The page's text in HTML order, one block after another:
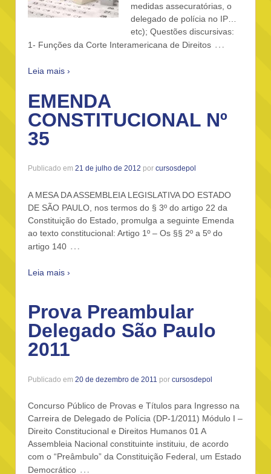
medidas assecuratórias, o
delegado de polícia no IP…
etc); Questões discursivas:
1- Funções da Corte Interamericana de Direitos …
Leia mais ›
EMENDA
CONSTITUCIONAL Nº
35
Publicado em 21 de julho de 2012 por cursosdepol
A MESA DA ASSEMBLEIA LEGISLATIVA DO ESTADO
DE SÃO PAULO, nos termos do § 3º do artigo 22 da
Constituição do Estado, promulga a seguinte Emenda
ao texto constitucional: Artigo 1º – Os §§ 2º a 5º do
artigo 140 …
Leia mais ›
Prova Preambular
Delegado São Paulo
2011
Publicado em 20 de dezembro de 2011 por cursosdepol
Concurso Público de Provas e Títulos para Ingresso na
Carreira de Delegado de Polícia (DP-1/2011) Módulo I –
Direito Constitucional e Direitos Humanos 01 A
Assembleia Nacional constituinte instituiu, de acordo
com o “Preâmbulo” da Constituição Federal, um Estado
Democrático …